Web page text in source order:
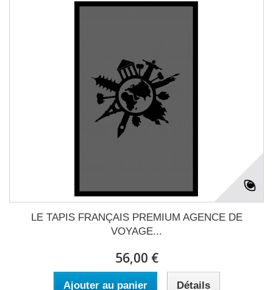
LE TAPIS FRANÇAIS PREMIUM AGENCE DE
VOYAGE...
56,00 €
Ajouter au panier Détails